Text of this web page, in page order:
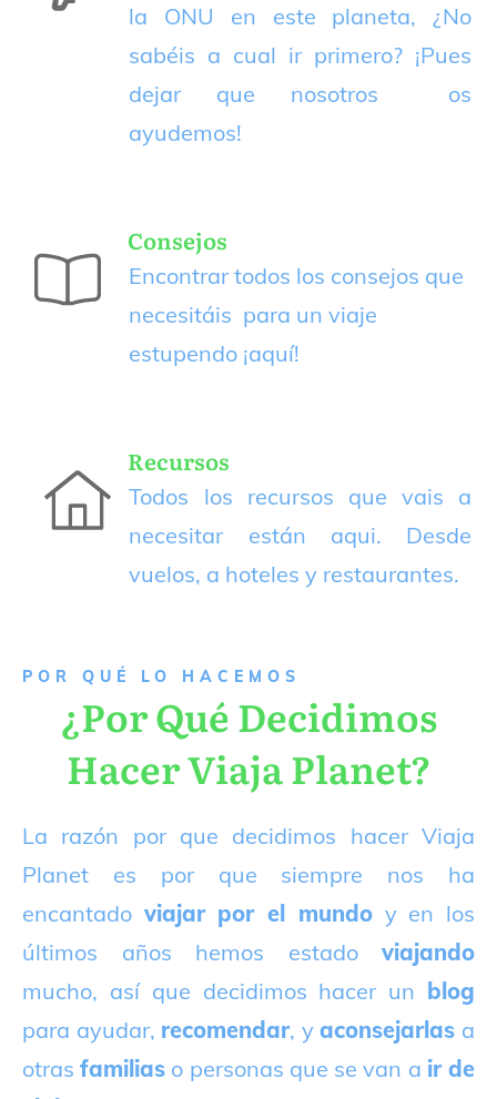
la ONU en este planeta, ¿No
sabéis a cual ir primero? ¡Pues
dejar que nosotros os
ayudemos!
Consejos
Encontrar todos los consejos que
necesitáis para un viaje
estupendo ¡aquí!
Recursos
Todos los recursos que vais a
necesitar están aqui. Desde
vuelos, a hoteles y restaurantes.
P OR QUÉ LO HACEMOS
¿Por Qué Decidimos
Hacer Viaja Planet?
La razón por que decidimos hacer Viaja
Planet es por que siempre nos ha
encantado viajar por el mundoy en los
últimos años hemos estado viajando
mucho, así que decidimos hacer un blog
para ayudar, recomendar, yaconsejarlas a
otrasfamilias o personas que se van a ir de